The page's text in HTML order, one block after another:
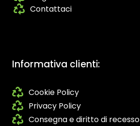
Contattaci
Informativa clienti:
Cookie Policy
Privacy Policy
Consegna e diritto di recesso